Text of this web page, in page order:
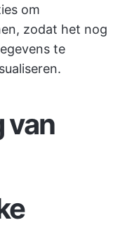
om
zodat het nog
te
van